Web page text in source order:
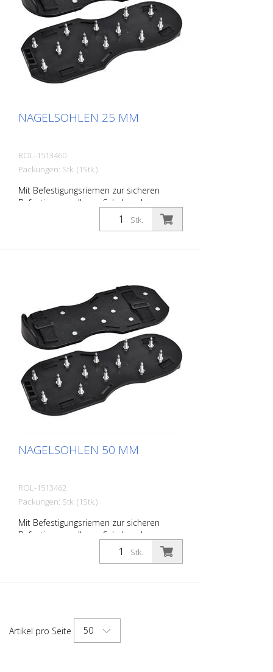
NAGELSOHLEN 25 MM
ROL-1513460
Packungen: Stk. (1Stk.)
Mit Befestigungsriemen zur sicheren
Befestigung an Ihrem Schuhwerk.
Stk.
NAGELSOHLEN 50 MM
ROL-1513462
Packungen: Stk. (1Stk.)
Mit Befestigungsriemen zur sicheren
Befestigung an Ihrem Schuhwerk.
Stk.
Artikel pro Seite 50